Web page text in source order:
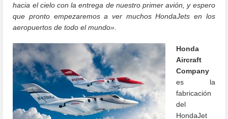
hacia el cielo con la entrega de nuestro primer avión, y espero
que pronto empezaremos a ver muchos HondaJets en los
aeropuertos de todo el mundo».
Honda
Aircraft
Company
es la
fabricación
del
HondaJet